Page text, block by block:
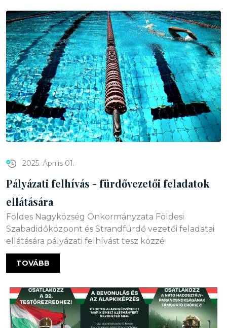
2025. Április 01.
Pályázati felhívás - fürdővezetői feladatok
ellátására
Földes Nagyközség Önkormányzata Földesi
Szabadidőközpont és Strandfürdő vezetői feladatai
ellátására pályázati felhívást tesz közzé
TOVÁBB